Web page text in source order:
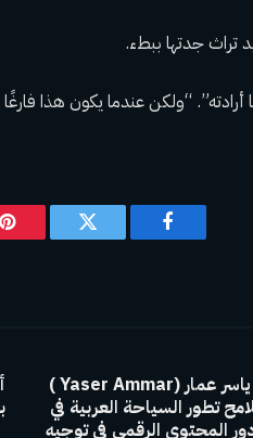
تراث جدتها ببطء.
أرادته”. “ولكن عندما يكون هذا
فيسبوك تويتر
رأي خبير: ياسر عمار (Yaser Ammar )
تطور السياحة العربية في
المحتوى الرقمي في توجيه